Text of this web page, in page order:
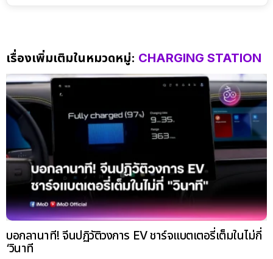
เรื่องเพิ่มเติมในหมวดหมู่: CHARGING STATION
บอกลานาที! จีนปฏิวัติวงการ EV ชาร์จแบตเตอรี่เต็มในไม่กี่
‘วินาที